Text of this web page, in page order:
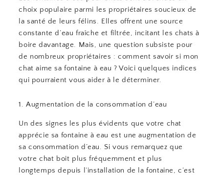
choix populaire parmi les propriétaires soucieux de
la santé de leurs félins. Elles offrent une source
constante d’eau fraîche et filtrée, incitant les chats à
boire davantage. Mais, une question subsiste pour
de nombreux propriétaires : comment savoir si mon
chat aime sa fontaine à eau ? Voici quelques indices
qui pourraient vous aider à le déterminer.
1. Augmentation de la consommation d’eau
Un des signes les plus évidents que votre chat
apprécie sa fontaine à eau est une augmentation de
sa consommation d’eau. Si vous remarquez que
votre chat boit plus fréquemment et plus
longtemps depuis l’installation de la fontaine, c’est